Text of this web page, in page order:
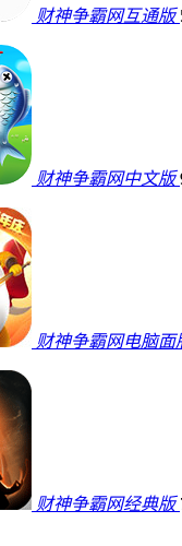
财神争霸网互通版
财神争霸网中文版
财神争霸网电脑面
财神争霸网经典版